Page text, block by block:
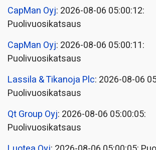
CapMan Oyj: 2026-08-06 05:00:12:
Puolivuosikatsaus
CapMan Oyj: 2026-08-06 05:00:11:
Puolivuosikatsaus
Lassila & Tikanoja Plc: 2026-08-06
Puolivuosikatsaus
Qt Group Oyj: 2026-08-06 05:00:05:
Puolivuosikatsaus